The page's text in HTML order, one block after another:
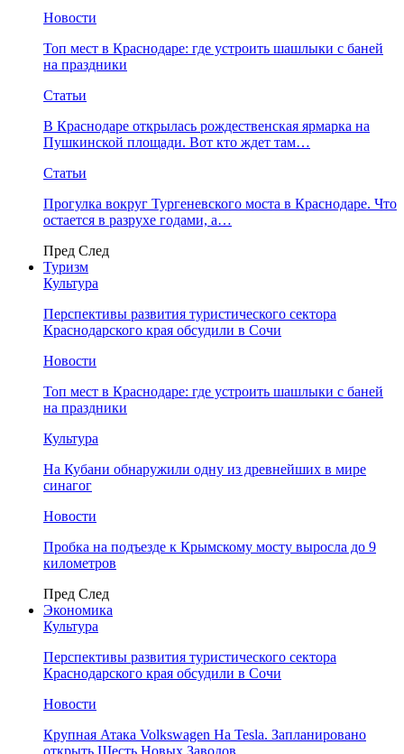
Новости
Топ мест в Краснодаре: где устроить шашлыки с баней
на праздники
Статьи
В Краснодаре открылась рождественская ярмарка на
Пушкинской площади. Вот кто ждет там…
Статьи
Прогулка вокруг Тургеневского моста в Краснодаре. Что
остается в разрухе годами, а…
Пред След
Туризм
Культура
Перспективы развития туристического сектора
Краснодарского края обсудили в Сочи
Новости
Топ мест в Краснодаре: где устроить шашлыки с баней
на праздники
Культура
На Кубани обнаружили одну из древнейших в мире
синагог
Новости
Пробка на подъезде к Крымскому мосту выросла до 9
километров
Пред След
Экономика
Культура
Перспективы развития туристического сектора
Краснодарского края обсудили в Сочи
Новости
Крупная Атака Volkswagen На Tesla. Запланировано
открыть Шесть Новых Заводов